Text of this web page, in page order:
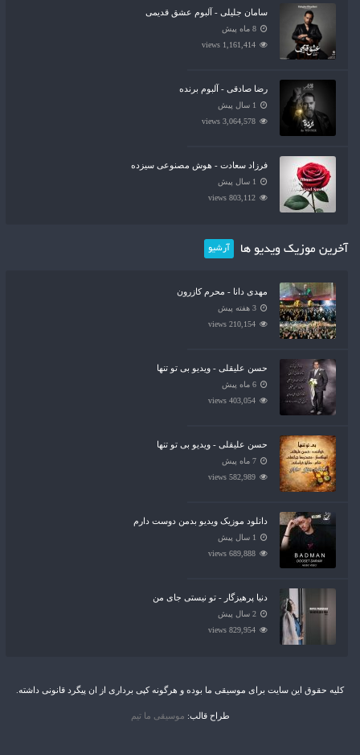
سامان جلیلی - آلبوم عشق قدیمی
8 ماه پیش
1,161,414 views
رضا صادقی - آلبوم برنده
1 سال پیش
3,064,578 views
فرزاد سعادت - هوش مصنوعی سیزده
1 سال پیش
803,112 views
آخرین موزیک ویدیو ها آرشیو
مهدی دانا - محرم کازرون
3 هفته پیش
210,154 views
حسن علیقلی - ویدیو بی تو تنها
6 ماه پیش
403,054 views
حسن علیقلی - ویدیو بی تو تنها
7 ماه پیش
582,989 views
دانلود موزیک ویدیو بدمن دوست دارم
1 سال پیش
689,888 views
دنیا پرهیزگار - تو نیستی جای من
2 سال پیش
829,954 views
کلیه حقوق این سایت برای موسیقی ما بوده و هرگونه کپی برداری از ان پیگرد قانونی داشته.
طراح قالب: موسیقی ما تیم